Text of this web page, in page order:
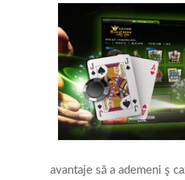
avantaje să a ademeni ş